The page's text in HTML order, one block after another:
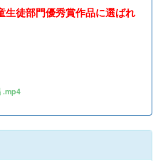
徒部門優秀賞作品に選ばれ
.mp4